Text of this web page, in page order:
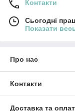
Контакти
Сьогодні
Показати
Про нас
Контакти
Доставка та